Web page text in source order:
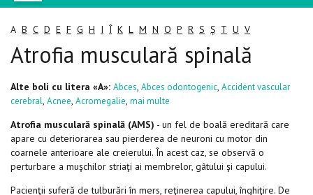
A B C D E F G H I Î K L M N O P R S Ș T U V
Atrofia musculară spinală
Alte boli cu litera «A»: Abces, Abces odontogenic, Accident vascular
cerebral, Acnee, Acromegalie, mai multe
Atrofia musculară spinală (AMS) - un fel de boală ereditară care
apare cu deteriorarea sau pierderea de neuroni cu motor din
coarnele anterioare ale creierului. În acest caz, se observă o
perturbare a muşchilor striaţi ai membrelor, gâtului şi capului.
Pacienţii suferă de tulburări în mers, reţinerea capului, înghiţire. De